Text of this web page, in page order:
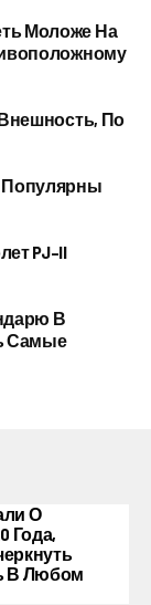
Моложе На
По
Популярны
PJ–II
В
Самые
О
Года,
В Любом